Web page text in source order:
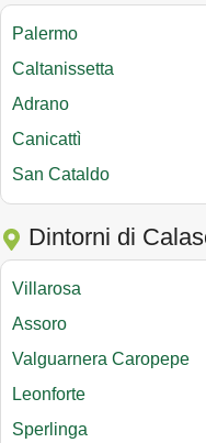
Palermo
Caltanissetta
Adrano
Canicattì
San Cataldo
Dintorni di
Villarosa
Assoro
Valguarnera Caropepe
Leonforte
Sperlinga